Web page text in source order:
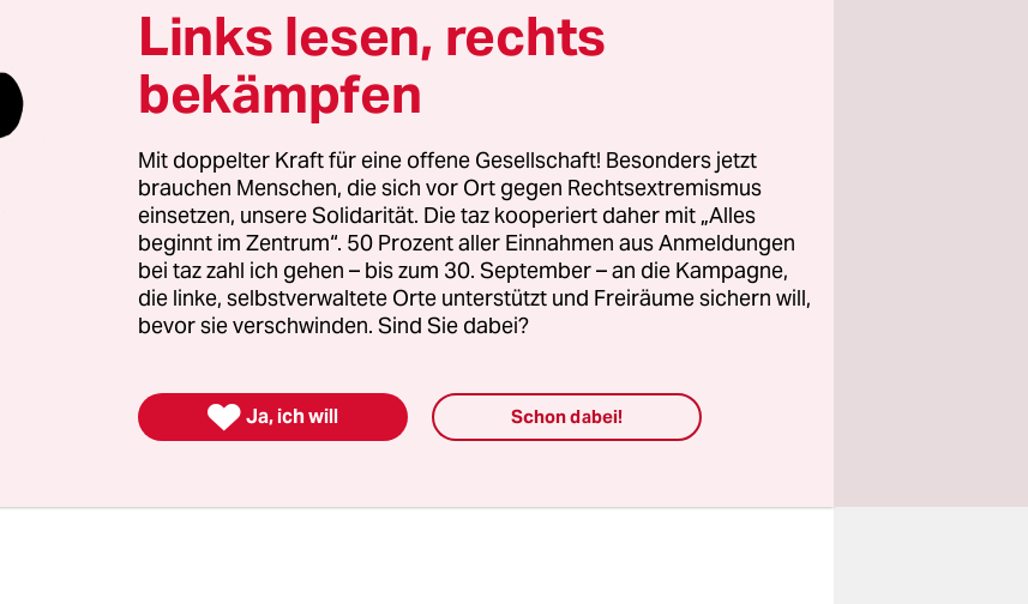
Es ist selbstverständlich, dass man dort hingeht,
in Quartiere und Schulen. Die Kinder, die nicht aus
den Sportverein gehen, können wir vor allem dort
AGs werden von Menschen mit
oder Mädchen überproportional häufig
Vorteil ist, dass wir da unabhängig von
sind und pädagogische Konzepte entwickeln
Links lesen, rechts
bekämpfen
Mit doppelter Kraft für eine offene Gesellschaft! Besonders jetzt
brauchen Menschen, die sich vor Ort gegen Rechtsextremismus
einsetzen, unsere Solidarität. Die taz kooperiert daher mit „Alles
beginnt im Zentrum“. 50 Prozent aller Einnahmen aus Anmeldungen
bei taz zahl ich gehen – bis zum 30. September – an die Kampagne,
die linke, selbstverwaltete Orte unterstützt und Freiräume sichern will,
bevor sie verschwinden. Sind Sie dabei?
 Ja, ich will Schon dabei!